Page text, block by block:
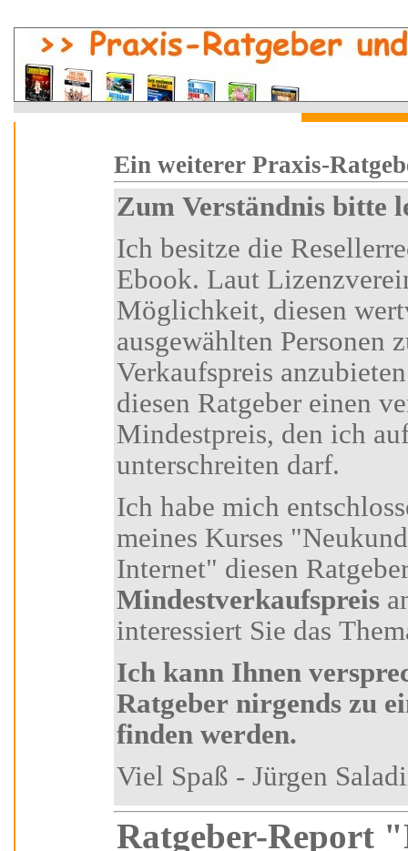
Ein weiterer
Zum Verständnis bitte
Ich besitze die Resellerrechte an diesem Ratgeber-
Ebook. Laut Lizenzvereinbarung habe ich die
Möglichkeit, diesen wertvollen Ratgeber
ausgewählten Personen
Verkaufspreis
diesen Ratgeber einen vertraglich festgelegten
Mindestpreis, den ich auf keinen Fall
unterschreiten darf.
Ich habe mich entschlossen, Ihnen als Teilnehmer
meines Kurses "Neukundengewinnung über das
Internet" diesen
Mindestverkaufspreis
interessiert Sie das
Ich kann Ihnen versprechen, dass Sie diesen
Ratgeber nirgends zu einem
finden werden.
Viel Spaß - Jürgen
Ratgeber-Report "Keine Angst vor